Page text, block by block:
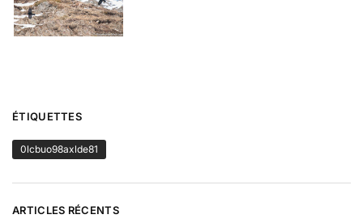
ÉTIQUETTES
0lcbuo98axlde81
ARTICLES RÉCENTS